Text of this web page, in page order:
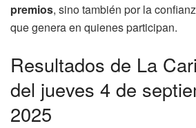
premios, sino también por la
que genera en quienes participan.
Resultados de La
del jueves 4 de
2025